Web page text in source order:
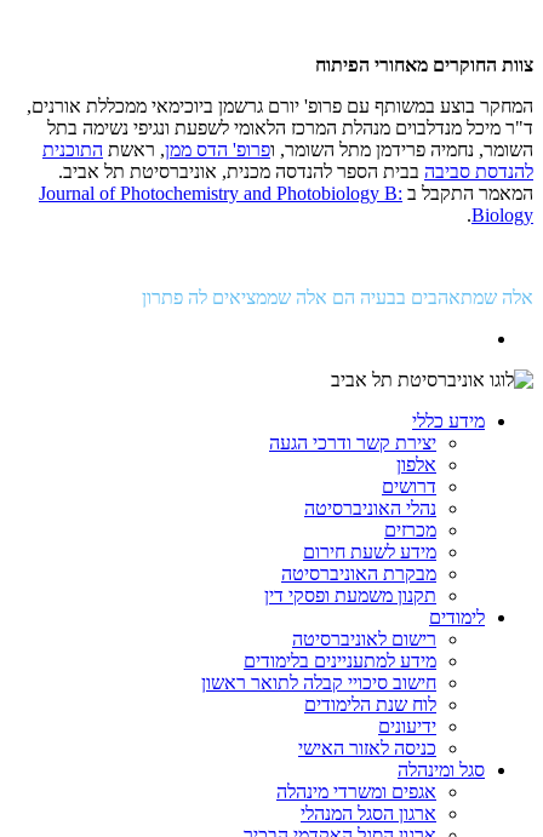
צוות החוקרים מאחורי הפיתוח
המחקר בוצע במשותף עם פרופ' יורם גרשמן ביוכימאי ממכללת אורנים,
ד"ר מיכל מנדלבוים מנהלת המרכז הלאומי לשפעת ונגיפי נשימה בתל
השומר, נחמיה פרידמן מתל השומר, ופרופ' הדס ממן, ראשת התוכנית
להנדסת סביבה בבית הספר להנדסה מכנית, אוניברסיטת תל אביב.
המאמר התקבל ב Journal of Photochemistry and Photobiology B:
Biology
.
אלה שמתאהבים בבעיה הם אלה שממציאים לה פתרון
מידע כללי
יצירת קשר ודרכי הגעה
אלפון
דרושים
נהלי האוניברסיטה
מכרזים
מידע לשעת חירום
מבקרת האוניברסיטה
תקנון משמעת ופסקי דין
לימודים
רישום לאוניברסיטה
מידע למתעניינים בלימודים
חישוב סיכויי קבלה לתואר ראשון
לוח שנת הלימודים
ידיעונים
כניסה לאזור האישי
סגל ומינהלה
אגפים ומשרדי מינהלה
ארגון הסגל המנהלי